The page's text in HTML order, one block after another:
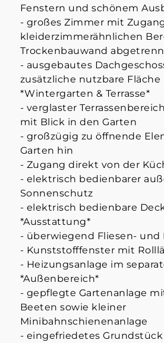
Fenstern und schönem
- großes Zimmer mit
kleiderzimmerähnlichen
Trockenbauwand
- ausgebautes
zusätzliche nutzbare Fläche
*Wintergarten & Terrasse*
- verglaster
mit Blick in den Garten
- großzügig zu öffnende
Garten hin
- Zugang direkt von der
- elektrisch bedienbarer
Sonnenschutz
- elektrisch bedienbare
*Ausstattung*
- überwiegend Fliesen- und
- Kunststofffenster mit
- Heizungsanlage im
*Außenbereich*
- gepflegte Gartenanlage
Beeten sowie kleiner
Minibahnschienenanlage
- eingefriedetes